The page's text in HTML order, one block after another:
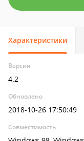
Характеристики
Версия
4.2
Обновлено
2018-10-26 17:50:49
Совместимость